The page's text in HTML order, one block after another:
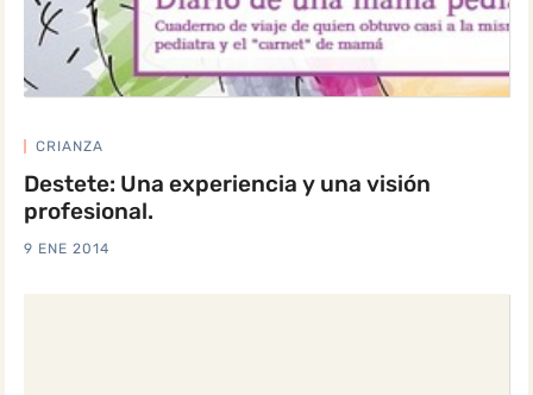
CRIANZA
Destete: Una experiencia y una visión
profesional.
9 ENE 2014